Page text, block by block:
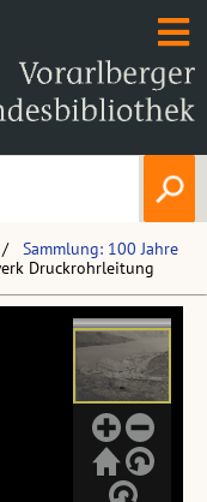
Sammlung: 100 Jahre
Druckrohrleitung